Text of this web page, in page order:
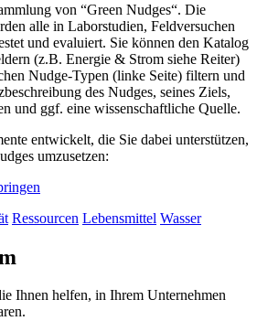
von “Green Nudges“. Die
alle in Laborstudien, Feldversuchen
und evaluiert. Sie können den Katalog
(z.B. Energie & Strom siehe Reiter)
Nudge-Typen (linke Seite) filtern und
des Nudges, seines Ziels,
und ggf. eine wissenschaftliche Quelle.
entwickelt, die Sie dabei unterstützen,
umzusetzen:
Ressourcen Lebensmittel Wasser
Ihnen helfen, in Ihrem Unternehmen